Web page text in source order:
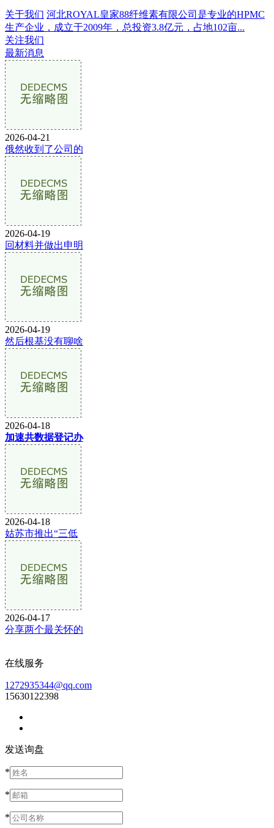
关于我们 河北ROYAL皇家88纤维素有限公司是专业的HPMC
生产企业，成立于2009年，总投资3.8亿元，占地102亩...
关注我们
最新消息
2026-04-21
俄然收到了公司的
2026-04-19
回材料并做出申明
2026-04-19
然后根基没有聊啥
2026-04-18
加速共数据登记办
2026-04-18
姑苏市推出“三低
2026-04-17
分享两个最关怀的
在线服务
1272935344@qq.com
15630122398
发送询盘
*
*
*